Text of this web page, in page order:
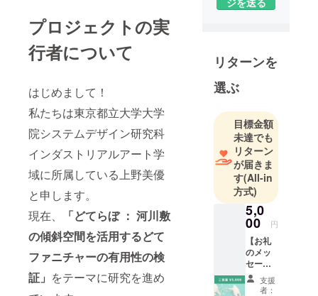
プロジェクトの実
行者について
はじめまして！
私たちは東京都立大学大学
院システムデザイン研究科
インダストリアルアート学
域に所属している上野美優
と申します。
現在、
「どてらぼ ： 河川敷
の傾斜空間を活用するどて
ファニチャーの有用性の検
証」 をテーマに研究を進め
リターンを
選ぶ
目標金額
未達でも
リターン
が届きま
す(All-in
方式)
5,0
00 円
【お礼
のメッ
セージ
+土手で
使える
支援
者：